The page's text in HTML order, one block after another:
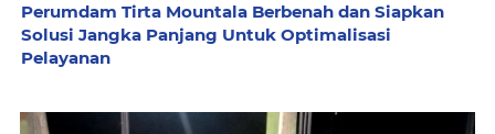
Perumdam Tirta Mountala Berbenah dan Siapkan
Solusi Jangka Panjang Untuk Optimalisasi
Pelayanan